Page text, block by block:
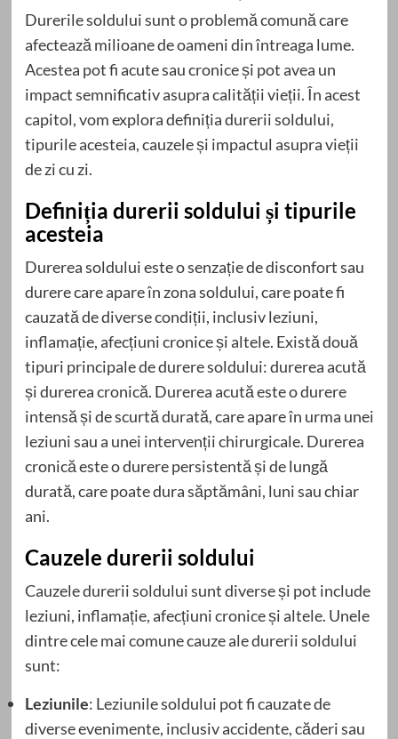
Durerile soldului sunt o problemă comună care
afectează milioane de oameni din întreaga lume.
Acestea pot fi acute sau cronice și pot avea un
impact semnificativ asupra calității vieții. În acest
capitol, vom explora definiția durerii soldului,
tipurile acesteia, cauzele și impactul asupra vieții
de zi cu zi.
Definiția durerii soldului și tipurile
acesteia
Durerea soldului este o senzație de disconfort sau
durere care apare în zona soldului, care poate fi
cauzată de diverse condiții, inclusiv leziuni,
inflamație, afecțiuni cronice și altele. Există două
tipuri principale de durere soldului: durerea acută
și durerea cronică. Durerea acută este o durere
intensă și de scurtă durată, care apare în urma unei
leziuni sau a unei intervenții chirurgicale. Durerea
cronică este o durere persistentă și de lungă
durată, care poate dura săptămâni, luni sau chiar
ani.
Cauzele durerii soldului
Cauzele durerii soldului sunt diverse și pot include
leziuni, inflamație, afecțiuni cronice și altele. Unele
dintre cele mai comune cauze ale durerii soldului
sunt:
Leziunile: Leziunile soldului pot fi cauzate de
diverse evenimente, inclusiv accidente, căderi sau